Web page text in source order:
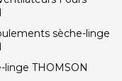
sèche-linge
linge THOMSON